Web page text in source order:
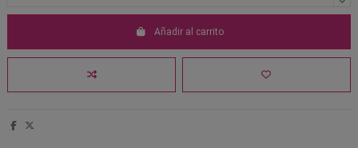
Añadir al carrito